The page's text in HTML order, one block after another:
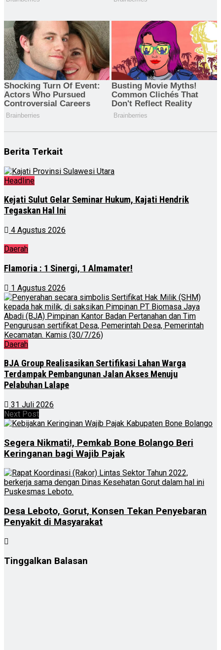
Berita Terkait
Headline
Kejati Sulut Gelar Seminar Hukum, Kajati Hendrik
Tegaskan Hal Ini
4 Agustus 2026
Daerah
Flamoria : 1 Sinergi, 1 Almamater!
1 Agustus 2026
Daerah
BJA Group Realisasikan Sertifikasi Lahan Warga
Terdampak Pembangunan Jalan Akses Menuju
Pelabuhan Lalape
31 Juli 2026
Next Post
Segera Nikmati!, Pemkab Bone Bolango Beri
Keringanan bagi Wajib Pajak
Desa Leboto, Gorut, Konsen Tekan Penyebaran
Penyakit di Masyarakat
Tinggalkan Balasan